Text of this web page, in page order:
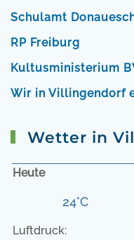
Schulamt
RP Freiburg
Kultusministerium
Wir in Villingendorf
Wetter in
Heute
24°C
Luftdruck: